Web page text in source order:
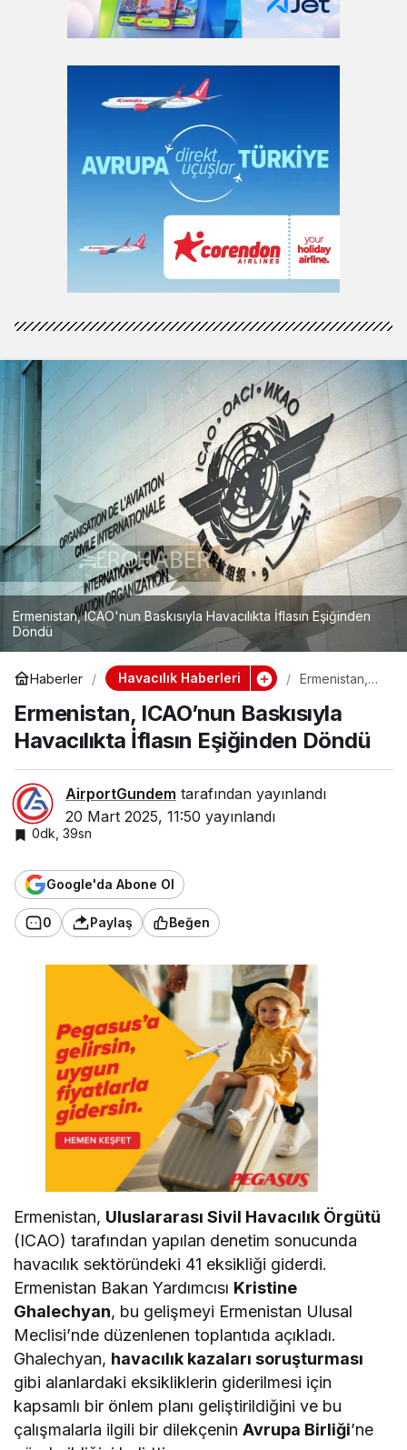
Ermenistan, ICAO'nun Baskısıyla Havacılıkta İflasın Eşiğinden
Döndü
Haberler Havacılık Haberleri
Ermenistan,
Baskısıyla
Havacılıkta
İflasın
Döndü
Ermenistan, ICAO’nun Baskısıyla
Havacılıkta İflasın Eşiğinden Döndü
AirportGundem tarafından yayınlandı
20 Mart 2025, 11:50 yayınlandı
0dk, 39sn
Google'da Abone Ol
0 Paylaş Beğen
Ermenistan, Uluslararası Sivil Havacılık Örgütü
(ICAO) tarafından yapılan denetim sonucunda
havacılık sektöründeki 41 eksikliği giderdi.
Ermenistan Bakan Yardımcısı Kristine
Ghalechyan, bu gelişmeyi Ermenistan Ulusal
Meclisi’nde düzenlenen toplantıda açıkladı.
Ghalechyan, havacılık kazaları soruşturması
gibi alanlardaki eksikliklerin giderilmesi için
kapsamlı bir önlem planı geliştirildiğini ve bu
çalışmalarla ilgili bir dilekçeninAvrupa Birliği’ne